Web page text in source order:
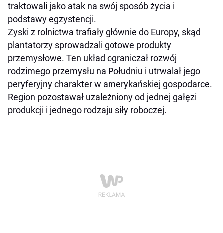
traktowali jako atak na swój sposób życia i
podstawy egzystencji.
Zyski z rolnictwa trafiały głównie do Europy, skąd
plantatorzy sprowadzali gotowe produkty
przemysłowe. Ten układ ograniczał rozwój
rodzimego przemysłu na Południu i utrwalał jego
peryferyjny charakter w amerykańskiej gospodarce.
Region pozostawał uzależniony od jednej gałęzi
produkcji i jednego rodzaju siły roboczej.